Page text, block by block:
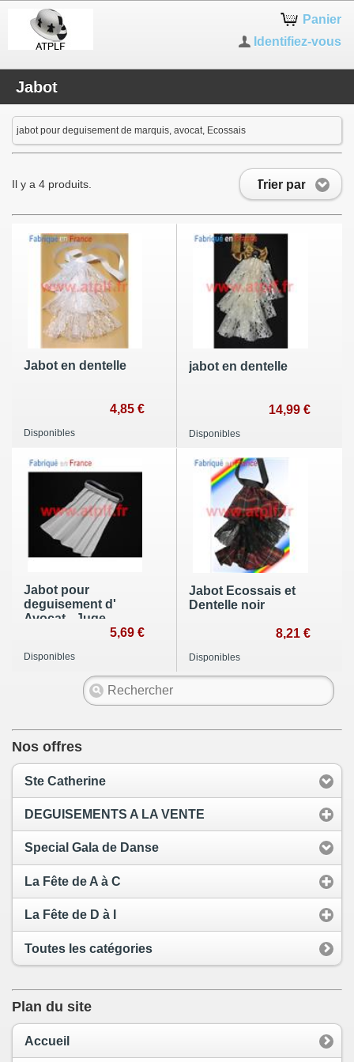
Panier
Identifiez-vous
Jabot
jabot pour deguisement de marquis, avocat, Ecossais
Trier par
Il y a 4 produits.
Jabot en dentelle
4,85 €
Disponibles
jabot en dentelle
14,99 €
Disponibles
Jabot pour
deguisement d'
Avocat - Juge
5,69 €
Disponibles
Jabot Ecossais et
Dentelle noir
8,21 €
Disponibles
Nos offres
Ste Catherine
DEGUISEMENTS A LA VENTE
Special Gala de Danse
La Fête de A à C
La Fête de D à I
Toutes les catégories
Plan du site
Accueil